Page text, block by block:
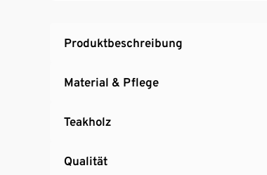
Produktbeschreibung
Material & Pflege
Teakholz
Qualität